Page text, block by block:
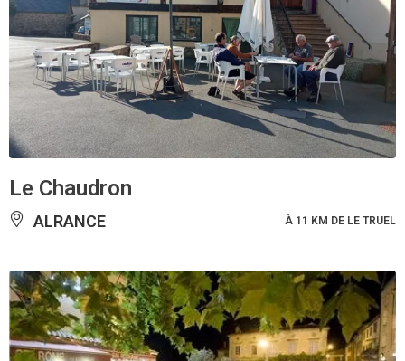
Le Chaudron
ALRANCE À 11 KM DE LE TRUEL